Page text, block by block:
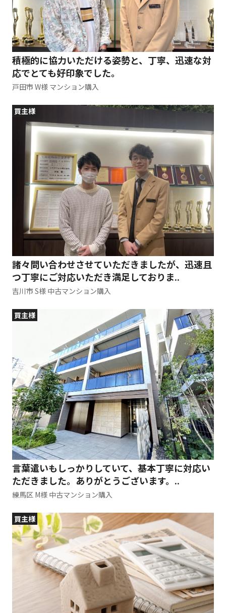
積極的に協力いただける姿勢と、丁寧、迅速な対
応でとても好印象でした。
戸田市 W様 マンション購入
買主様
諸々問い合わせさせていただきましたが、迅速且
つ丁寧にご対応いただき満足しておりま..
吉川市 S様 中古マンション購入
買主様
言葉遣いもしっかりしていて、基本丁寧に対応い
ただきました。ありがとうございます。..
練馬区 M様 中古マンション購入
買主様